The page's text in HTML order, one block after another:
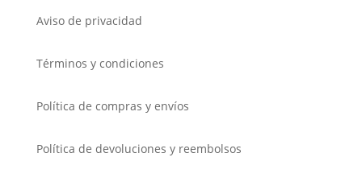
Aviso de privacidad
Términos y condiciones
Política de compras y envíos
Política de devoluciones y reembolsos